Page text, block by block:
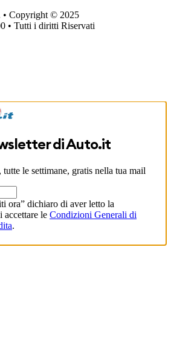
• Copyright © 2025
• Tutti i diritti Riservati
diAuto.it
le settimane, gratis nella tua mail
ora” dichiaro di aver letto la
accettare le Condizioni Generali di
.